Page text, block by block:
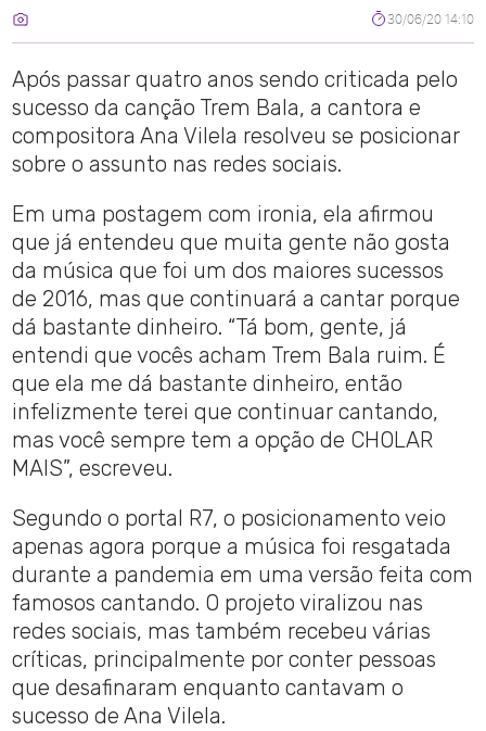
30/06/20 14:10
Após passar quatro anos sendo criticada pelo
sucesso da canção Trem Bala, a cantora e
compositora Ana Vilela resolveu se posicionar
sobre o assunto nas redes sociais.
Em uma postagem com ironia, ela afirmou
que já entendeu que muita gente não gosta
da música que foi um dos maiores sucessos
de 2016, mas que continuará a cantar porque
dá bastante dinheiro. “Tá bom, gente, já
entendi que vocês acham Trem Bala ruim. É
que ela me dá bastante dinheiro, então
infelizmente terei que continuar cantando,
mas você sempre tem a opção de CHOLAR
MAIS”, escreveu.
Segundo o portal R7, o posicionamento veio
apenas agora porque a música foi resgatada
durante a pandemia em uma versão feita com
famosos cantando. O projeto viralizou nas
redes sociais, mas também recebeu várias
críticas, principalmente por conter pessoas
que desafinaram enquanto cantavam o
sucesso de Ana Vilela.